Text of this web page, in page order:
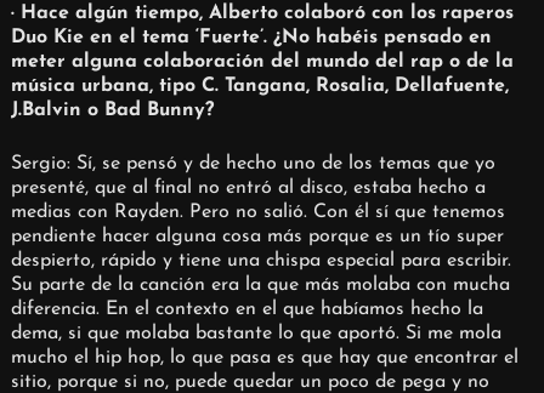
· Hace algún tiempo, Alberto colaboró con los raperos
Duo Kie en el tema ‘Fuerte’. ¿No habéis pensado en
meter alguna colaboración del mundo del rap o de la
música urbana, tipo C. Tangana, Rosalia, Dellafuente,
J.Balvin o Bad Bunny?
Sergio: Sí, se pensó y de hecho uno de los temas que yo
presenté, que al final no entró al disco, estaba hecho a
medias con Rayden. Pero no salió. Con él sí que tenemos
pendiente hacer alguna cosa más porque es un tío super
despierto, rápido y tiene una chispa especial para escribir.
Su parte de la canción era la que más molaba con mucha
diferencia. En el contexto en el que habíamos hecho la
dema, si que molaba bastante lo que aportó. Si me mola
mucho el hip hop, lo que pasa es que hay que encontrar el
sitio, porque si no, puede quedar un poco de pega y no